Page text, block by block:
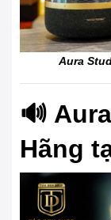
Aura
🔊
Hãng